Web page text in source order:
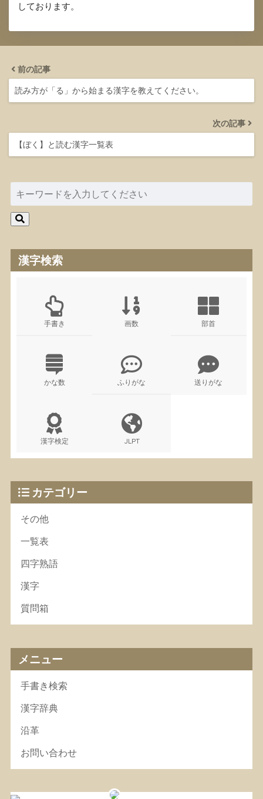
しております。
前の記事
読み方が「る」から始まる漢字を教えてください。
次の記事
【ぼく】と読む漢字一覧表
漢字検索
手書き 画数 部首
かな数 ふりがな 送りがな
漢字検定 JLPT
カテゴリー
その他
一覧表
四字熟語
漢字
質問箱
メニュー
手書き検索
漢字辞典
沿革
お問い合わせ